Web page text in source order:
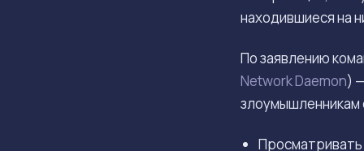
находившиеся на
По заявлению
Network Daemon)
Просматривать